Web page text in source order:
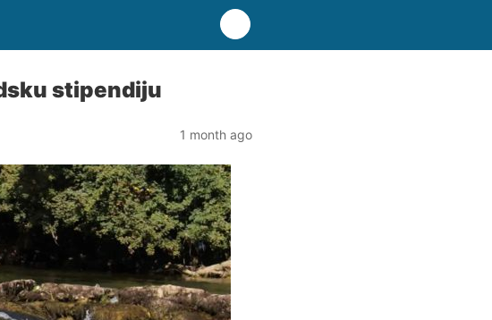
stipendiju
1 month ago